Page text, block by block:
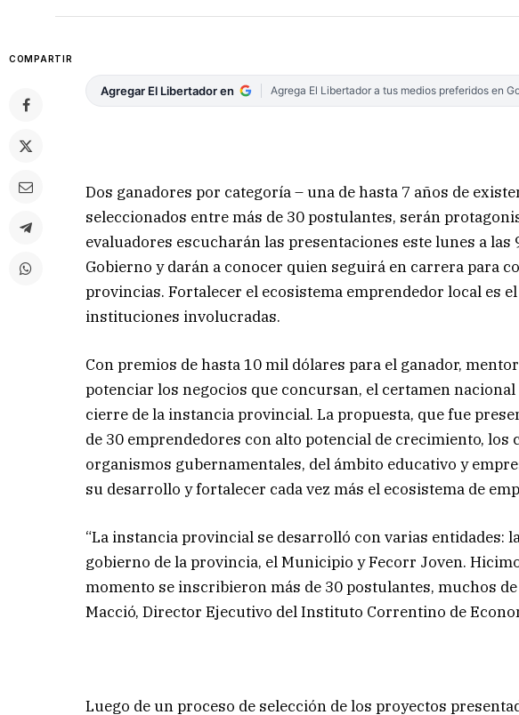
COMPARTIR
Agregar El Libertador en Agrega El Libertador a tus medios preferidos en
Dos ganadores por categoría – una de hasta 7 años de
seleccionados entre más de 30 postulantes, serán
evaluadores escucharán las presentaciones este lunes a las
Gobierno y darán a conocer quien seguirá en carrera para
provincias. Fortalecer el ecosistema emprendedor local es
instituciones involucradas.
Con premios de hasta 10 mil dólares para el ganador,
potenciar los negocios que concursan, el certamen
cierre de la instancia provincial. La propuesta, que fue
de 30 emprendedores con alto potencial de crecimiento,
organismos gubernamentales, del ámbito educativo y
su desarrollo y fortalecer cada vez más el ecosistema de
“La instancia provincial se desarrolló con varias entidades:
gobierno de la provincia, el Municipio y Fecorr Joven.
momento se inscribieron más de 30 postulantes, muchos
Macció, Director Ejecutivo del Instituto Correntino de
Luego de un proceso de selección de los proyectos